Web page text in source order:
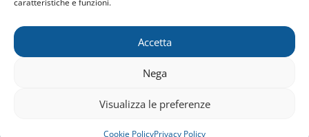
caratteristiche e funzioni.
Accetta
Nega
Visualizza le preferenze
Cookie PolicyPrivacy Policy
reserved. | P.IVA 04870950484